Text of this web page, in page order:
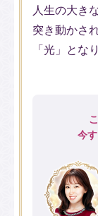
人生の大き
突き動かさ
「光」とな
今